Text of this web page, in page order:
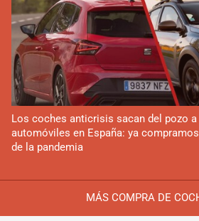
MÁS COMPRA DE
Los coches anticrisis sacan del pozo
automóviles en España: ya
de la pandemia